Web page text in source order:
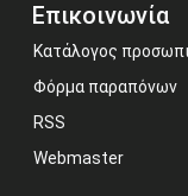
Επικοινωνία
Κατάλογος
Φόρμα παραπόνων
RSS
Webmaster